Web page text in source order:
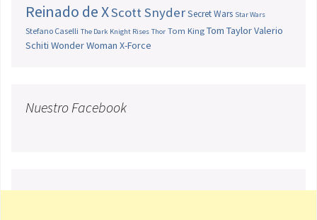
Reinado de XScott SnyderSecret Wars Star Wars
Stefano Caselli The Dark Knight Rises Thor Tom King Tom TaylorValerio
Schiti Wonder Woman X-Force
Nuestro Facebook